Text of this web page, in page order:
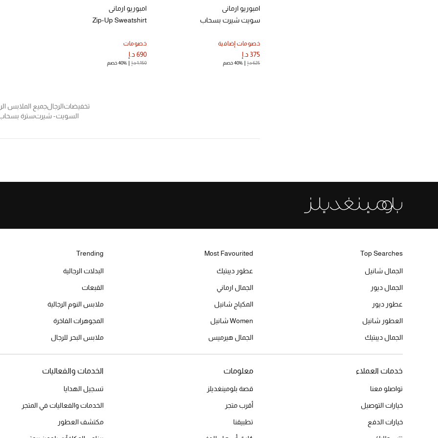
امبوريو ارماني
سويت شيرت بسحاب
خصومات إضافية
375 د.إ
625 د.إ 40% خصم
امبوريو ارماني
Zip-Up Sweatshirt
خصومات
690 د.إ
1,150 د.إ 40% خصم
تخفيضاتالرجالجميع الملابس
السويت- شيرتسترة
Top Searches
الجمال شانيل
الجمال ديور
عطور ديور
العطور شانيل
الجمال ديبتيك
Most Favourited
عطور ديبتيك
الجمال ارماني
المكياج شانيل
Women شانيل
الجمال هيرميس
Trending
البدلات الرجالية
القبعات
ملابس النوم الرجالية
المجوهرات الفاخرة
ملابس البحر للرجال
خدمات العملاء
تواصلو معنا
خيارات التوصيل
خيارات الدفع
معلومات
قصة بلومينغديلز
أقرب متجر
تطبيقنا
الخدمات والفعاليات
تسجيل الهدايا
الخدمات والفعاليات في المتجر
مكتشف العطور